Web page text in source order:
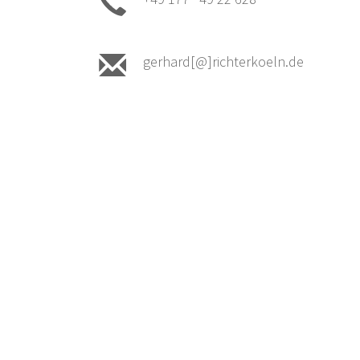
gerhard[@]richterkoeln.de